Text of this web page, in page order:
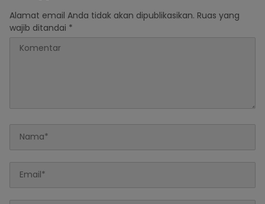
Alamat email Anda tidak akan dipublikasikan. Ruas yang
wajib ditandai *